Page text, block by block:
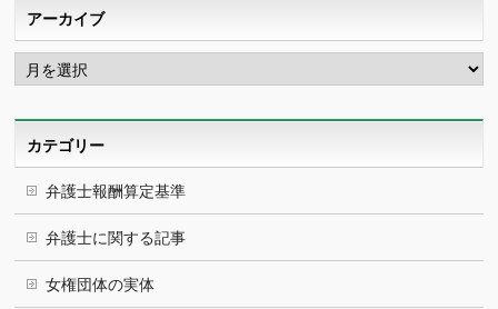
アーカイブ
ア
ー
カ
カテゴリー
弁護士報酬算定基準
弁護士に関する記事
女権団体の実体